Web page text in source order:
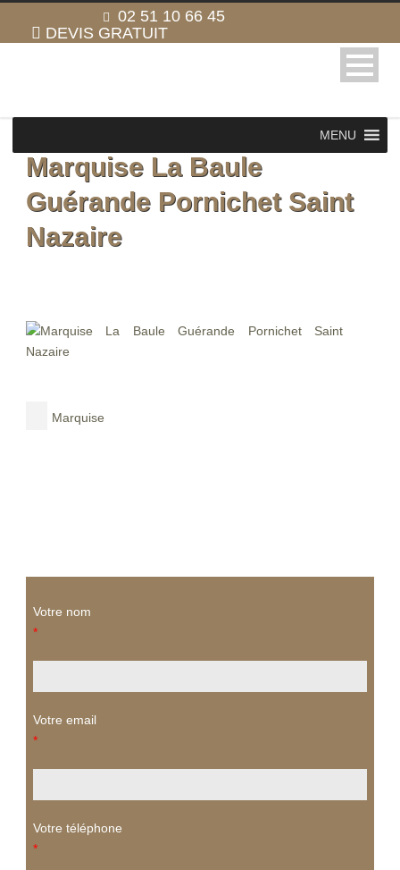
02 51 10 66 45
DEVIS GRATUIT
MENU
Marquise La Baule
Guérande Pornichet Saint
Nazaire
Marquise
Votre nom
*
Votre email
*
Votre téléphone
*